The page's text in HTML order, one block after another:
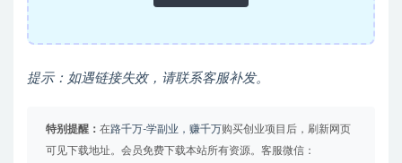
提示：如遇链接失效，请联系客服补发。
特别提醒： 在路千万-学副业，赚千万购买创业项目后，刷新网页
可见下载地址。会员免费下载本站所有资源。客服微信：